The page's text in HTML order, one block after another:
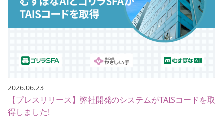
2026.06.23
【プレスリリース】弊社開発のシステムがTAISコードを取
得しました!